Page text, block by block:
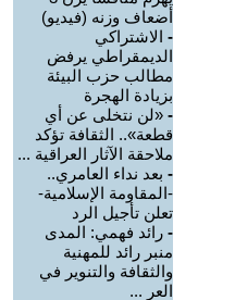
أضعاف وزنه (فيديو)
- الاشتراكي
الديمقراطي يرفض
مطالب حزب البيئة
بزيادة الهجرة
- «لن نتخلى عن أي
قطعة».. الثقافة تؤكد
ملاحقة الآثار العراقية ...
- بعد نداء العامري..
-المقاومة الإسلامية-
تعلن تأجيل الرد
- رائد فهمي: المدى
منبر رائد للمهنية
والثقافة والتنوير في
العر ...